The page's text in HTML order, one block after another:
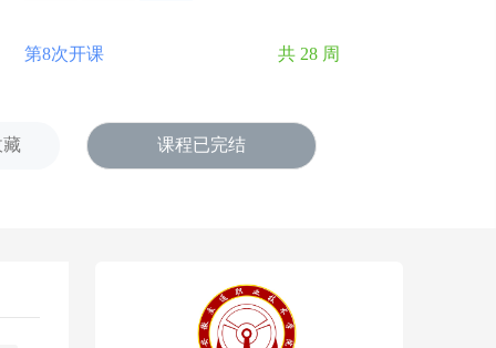
第8次开课 共 28 周
藏 课程已完结